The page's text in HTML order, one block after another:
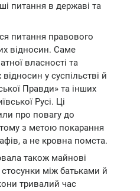
питання в державі та
питання правового
відносин. Саме
власності та
у суспільстві й
Правди» та інших
Русі. Ці
про повагу до
з метою покарання
а не кровна помста.
також майнові
між батьками й
тривалий час